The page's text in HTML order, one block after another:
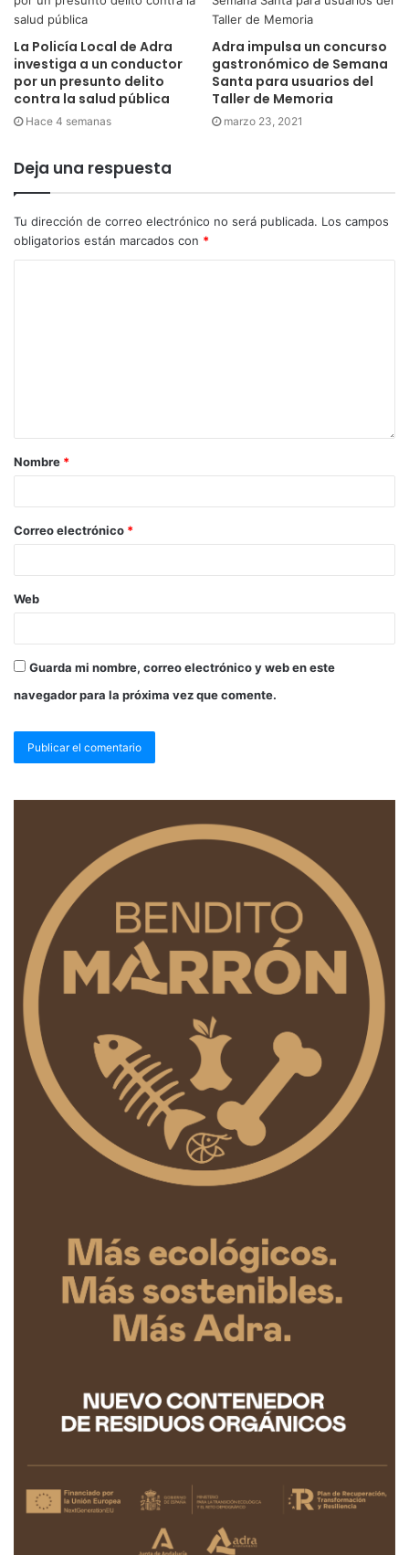
La Policía Local de Adra
investiga a un conductor
por un presunto delito
contra la salud pública
Hace 4 semanas
Adra impulsa un concurso
gastronómico de Semana
Santa para usuarios del
Taller de Memoria
marzo 23, 2021
Deja una respuesta
Tu dirección de correo electrónico no será publicada. Los campos
obligatorios están marcados con *
Nombre *
Correo electrónico *
Web
Guarda mi nombre, correo electrónico y web en este
navegador para la próxima vez que comente.